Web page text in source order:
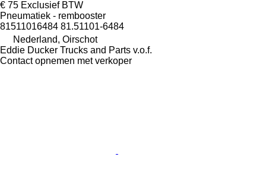
€ 75 Exclusief BTW
Pneumatiek - rembooster
81511016484 81.51101-6484
Nederland, Oirschot
Eddie Ducker Trucks and Parts v.o.f.
Contact opnemen met verkoper